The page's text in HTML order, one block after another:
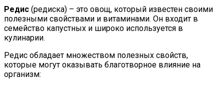
Редис (редиска) – это овощ, который известен своими
полезными свойствами и витаминами. Он входит в
семейство капустных и широко используется в
кулинарии.
Редис обладает множеством полезных свойств,
которые могут оказывать благотворное влияние на
организм: